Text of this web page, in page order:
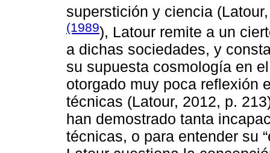
superstición y ciencia
(1989), Latour remite a un
a dichas sociedades, y
su supuesta cosmología en
otorgado muy poca reflexión
técnicas (Latour, 2012, p.
han demostrado tanta
técnicas, o para entender su